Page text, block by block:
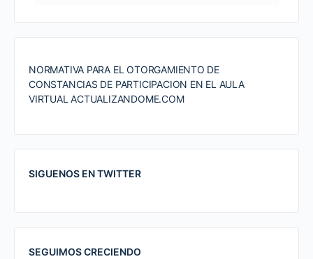
NORMATIVA PARA EL OTORGAMIENTO DE
CONSTANCIAS DE PARTICIPACION EN EL AULA
VIRTUAL ACTUALIZANDOME.COM
SIGUENOS EN TWITTER
SEGUIMOS CRECIENDO